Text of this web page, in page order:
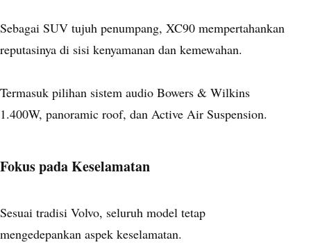
Sebagai SUV tujuh penumpang, XC90 mempertahankan
reputasinya di sisi kenyamanan dan kemewahan.
Termasuk pilihan sistem audio Bowers & Wilkins
1.400W, panoramic roof, dan Active Air Suspension.
Fokus pada Keselamatan
Sesuai tradisi Volvo, seluruh model tetap
mengedepankan aspek keselamatan.